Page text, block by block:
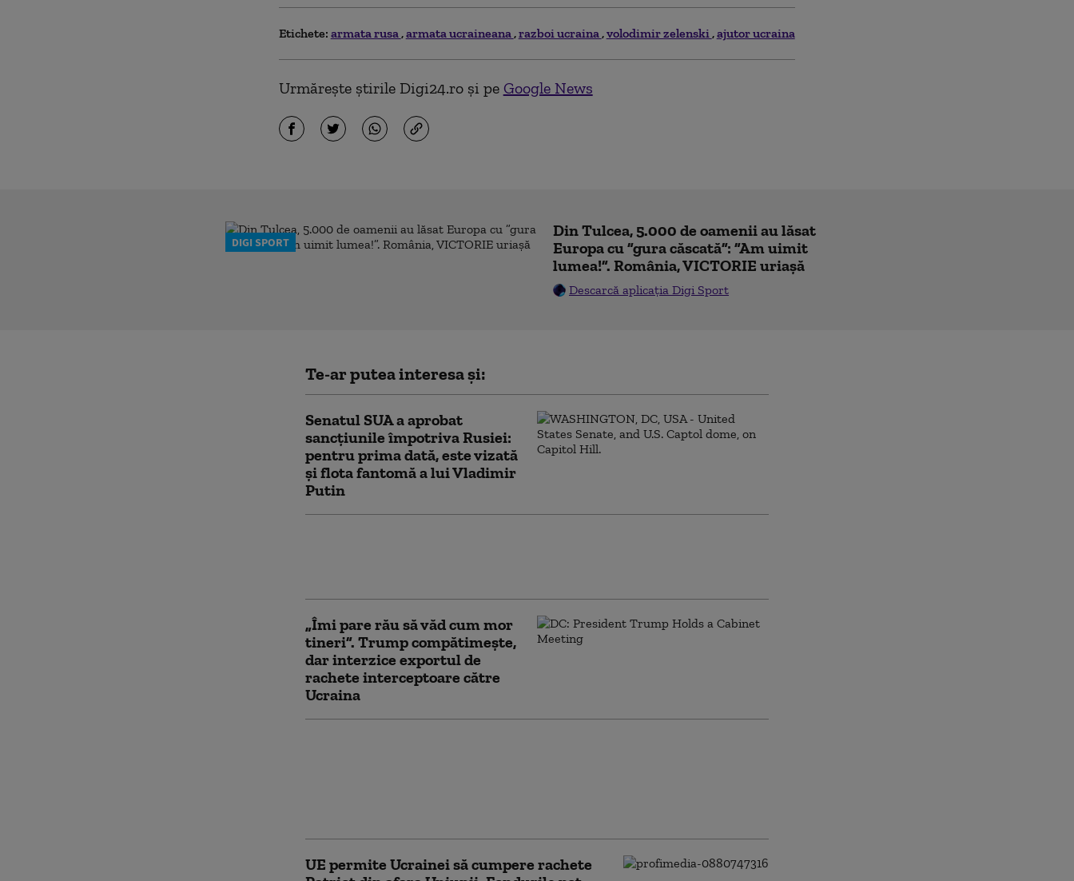
Etichete: armata rusa armata ucraineana razboi ucraina volodimir zelenski ajutor ucraina
Urmărește știrile Digi24.ro și pe Google News
DIGI SPORT
Din Tulcea, 5.000 de oamenii au lăsat
Europa cu ”gura căscată”: ”Am uimit
lumea!”. România, VICTORIE uriașă
Descarcă aplicația Digi Sport
Te-ar putea interesa și:
Senatul SUA a aprobat
sancțiunile împotriva Rusiei:
pentru prima dată, este vizată
și flota fantomă a lui Vladimir
Putin
„Îmi pare rău să văd cum mor
tineri”. Trump compătimește,
dar interzice exportul de
rachete interceptoare către
Ucraina
UE permite Ucrainei să cumpere rachete